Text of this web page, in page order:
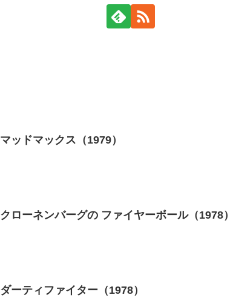
マッドマックス（1979）
クローネンバーグの ファイヤーボール（1978）
ダーティファイター（1978）